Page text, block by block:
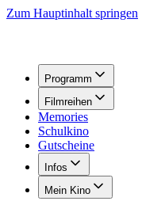
Zum Hauptinhalt springen
Programm
Filmreihen
Memories
Schulkino
Gutscheine
Infos
Mein Kino